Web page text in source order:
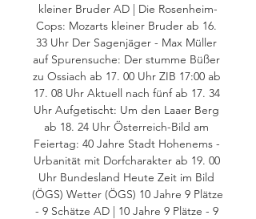
kleiner Bruder AD | Die Rosenheim-
Cops: Mozarts kleiner Bruder ab 16.
33 Uhr Der Sagenjäger - Max Müller
auf Spurensuche: Der stumme Büßer
zu Ossiach ab 17. 00 Uhr ZIB 17:00 ab
17. 08 Uhr Aktuell nach fünf ab 17. 34
Uhr Aufgetischt: Um den Laaer Berg
ab 18. 24 Uhr Österreich-Bild am
Feiertag: 40 Jahre Stadt Hohenems -
Urbanität mit Dorfcharakter ab 19. 00
Uhr Bundesland Heute Zeit im Bild
(ÖGS) Wetter (ÖGS) 10 Jahre 9 Plätze
- 9 Schätze AD | 10 Jahre 9 Plätze - 9